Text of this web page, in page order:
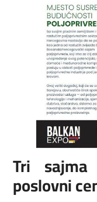
Tri
poslovni